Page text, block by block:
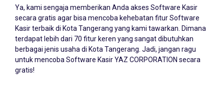
Ya, kami sengaja memberikan Anda akses Software Kasir
secara gratis agar bisa mencoba kehebatan fitur Software
Kasir terbaik di Kota Tangerang yang kami tawarkan. Dimana
terdapat lebih dari 70 fitur keren yang sangat dibutuhkan
berbagai jenis usaha di Kota Tangerang. Jadi, jangan ragu
untuk mencoba Software Kasir YAZ CORPORATION secara
gratis!